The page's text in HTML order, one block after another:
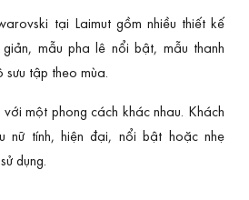
tại Laimut gồm nhiều thiết kế
mẫu pha lê nổi bật, mẫu thanh
tập theo mùa.
một phong cách khác nhau. Khách
nữ tính, hiện đại, nổi bật hoặc nhẹ
dụng.